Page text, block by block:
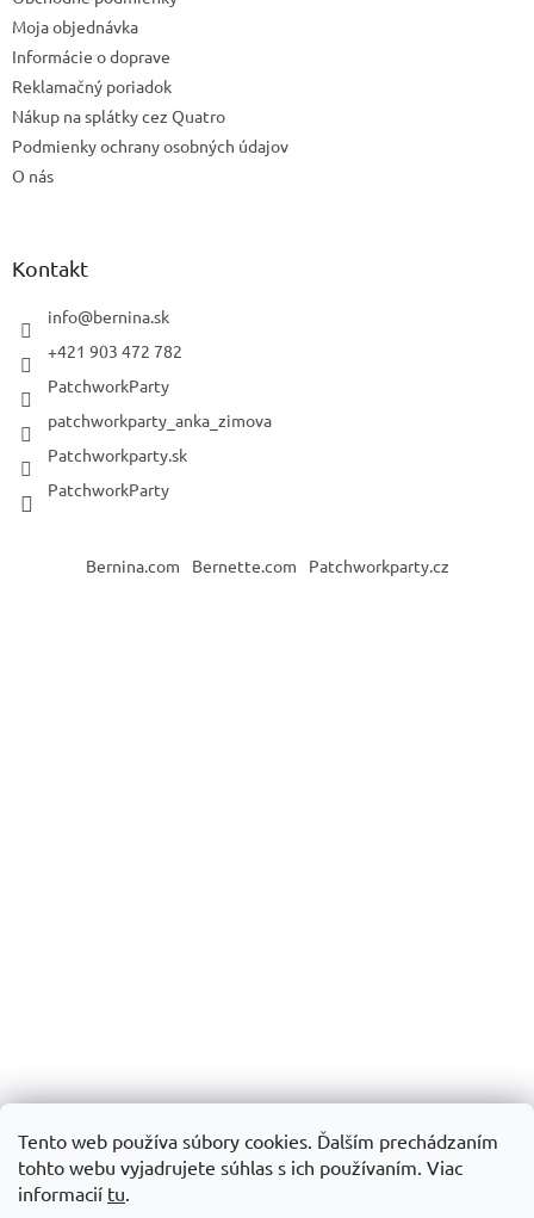
Tento web používa súbory cookies. Ďalším prechádzaním
tohto webu vyjadrujete súhlas s ich používaním. Viac
informacií tu.
Moja objednávka
Informácie o doprave
Reklamačný poriadok
Nákup na splátky cez Quatro
Podmienky ochrany osobných údajov
O nás
Kontakt
info@bernina.sk
+421 903 472 782
PatchworkParty
patchworkparty_anka_zimova
Patchworkparty.sk
PatchworkParty
Bernina.com Bernette.com Patchworkparty.cz